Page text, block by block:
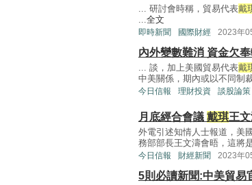
... 研討會時稱，貿易代表戴
...全文
即時新聞 國際財經 2023年
內外變數難消 資金欠
... 談，加上美國貿易代表戴
中美關係，期內或以不同制
今日信報 理財投資 談股論策
月底經合會議 戴琪王
外電引述知情人士報道，美
務部部長王文濤會晤，這將
今日信報 財經新聞 2023年
5則必讀新聞:中美貿易